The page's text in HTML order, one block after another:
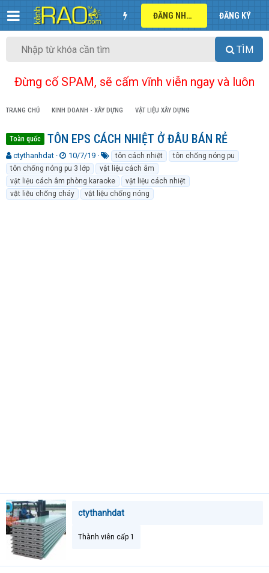
ĐĂNG NHẬP ĐĂNG KÝ
TÌM
Đừng cố SPAM, sẽ cấm vĩnh viễn ngay và luôn
TRANG CHỦ KINH DOANH - XÂY DỰNG VẬT LIỆU XÂY DỰNG
Toàn quốc TÔN EPS CÁCH NHIỆT Ở ĐÂU BÁN RẺ
T
h
r
e
a
ctythanhdat
N
g
à
y
g
10/7/19
ừ
k
h
ó
tôn cách nhiệt
tôn chống nóng pu
tôn chống nóng pu 3 lớp
vật liệu cách âm
vật liệu cách âm phòng karaoke
vật liệu cách nhiệt
vật liệu chống cháy
vật liệu chống nóng
ctythanhdat
Thành viên cấp 1